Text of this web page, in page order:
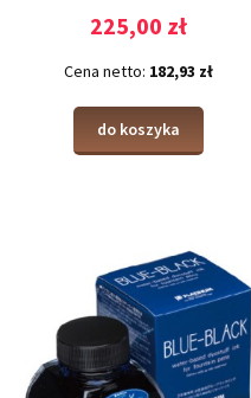
225,00 zł
Cena netto: 182,93 zł
do koszyka